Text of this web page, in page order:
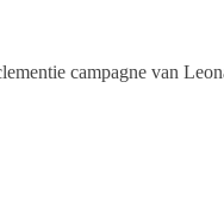
campagne van